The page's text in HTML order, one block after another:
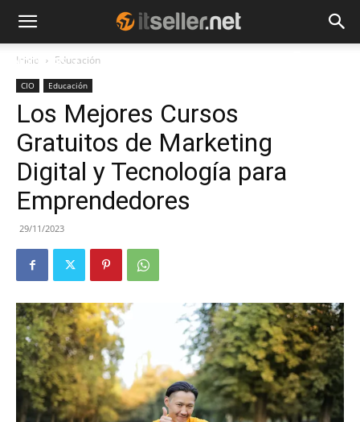
NOTICIAS
Inicio Educación
CIO Educación
Los Mejores Cursos
Gratuitos de Marketing
Digital y Tecnología para
Emprendedores
29/11/2023